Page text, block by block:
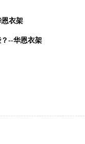
衣架
--华恩衣架